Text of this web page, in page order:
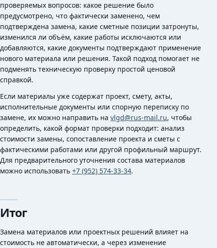
проверяемых вопросов: какое решение было
предусмотрено, что фактически заменено, чем
подтверждена замена, какие сметные позиции затронуты,
изменился ли объём, какие работы исключаются или
добавляются, какие документы подтверждают применение
нового материала или решения. Такой подход помогает не
подменять техническую проверку простой ценовой
справкой.
Если материалы уже содержат проект, смету, акты,
исполнительные документы или спорную переписку по
замене, их можно направить на vlgd@rus-mail.ru, чтобы
определить, какой формат проверки подходит: анализ
стоимости замены, сопоставление проекта и сметы с
фактическими работами или другой профильный маршрут.
Для предварительного уточнения состава материалов
можно использовать +7 (952) 574-33-34.
Итог
Замена материалов или проектных решений влияет на
стоимость не автоматически, а через изменение